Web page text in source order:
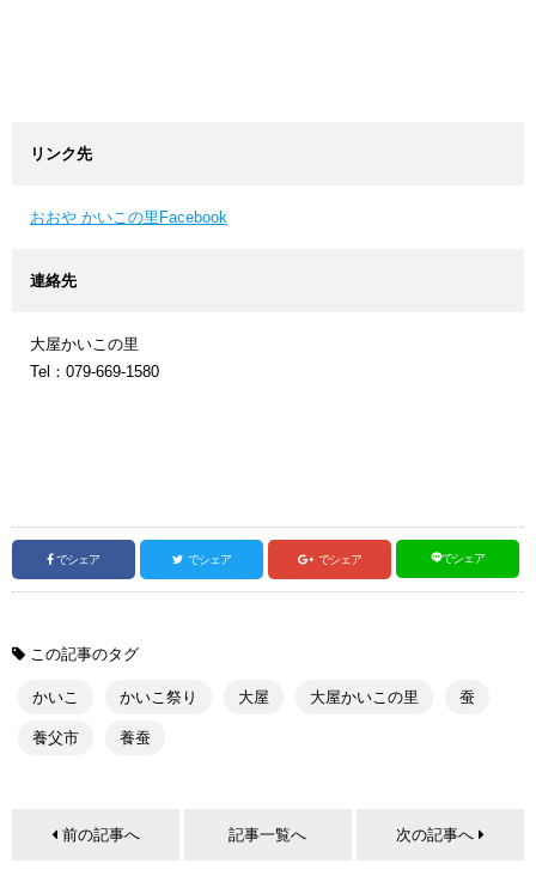
リンク先
おおや かいこの里Facebook
連絡先
大屋かいこの里
Tel：079-669-1580
でシェア でシェア でシェア でシェア
この記事のタグ
かいこ かいこ祭り 大屋 大屋かいこの里 蚕
養父市 養蚕
前の記事へ 記事一覧へ 次の記事へ